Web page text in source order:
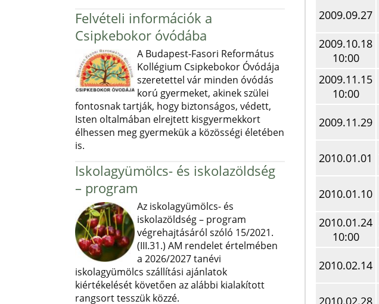
Felvételi információk a
Csipkebokor óvódába
A Budapest-Fasori Református
Kollégium Csipkebokor Óvódája
szeretettel vár minden óvódás
korú gyermeket, akinek szülei
fontosnak tartják, hogy biztonságos, védett,
Isten oltalmában elrejtett kisgyermekkort
élhessen meg gyermekük a közösségi életében
is.
Iskolagyümölcs- és iskolazöldség
– program
Az iskolagyümölcs- és
iskolazöldség – program
végrehajtásáról szóló 15/2021.
(III.31.) AM rendelet értelmében
a 2026/2027 tanévi
iskolagyümölcs szállítási ajánlatok
kiértékelését követően az alábbi kialakított
rangsort tesszük közzé.
2009.09.27
2009.10.18
10:00
2009.11.15
10:00
2009.11.29
2010.01.01
2010.01.10
2010.01.24
10:00
2010.02.14
2010.02.28